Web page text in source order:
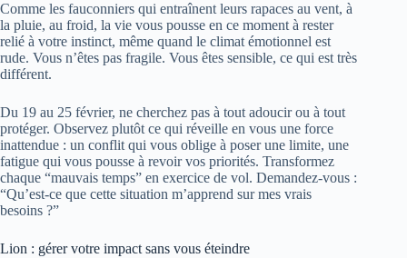
Comme les fauconniers qui entraînent leurs rapaces au vent, à
la pluie, au froid, la vie vous pousse en ce moment à rester
relié à votre instinct, même quand le climat émotionnel est
rude. Vous n’êtes pas fragile. Vous êtes sensible, ce qui est très
différent.
Du 19 au 25 février, ne cherchez pas à tout adoucir ou à tout
protéger. Observez plutôt ce qui réveille en vous une force
inattendue : un conflit qui vous oblige à poser une limite, une
fatigue qui vous pousse à revoir vos priorités. Transformez
chaque “mauvais temps” en exercice de vol. Demandez-vous :
“Qu’est-ce que cette situation m’apprend sur mes vrais
besoins ?”
Lion : gérer votre impact sans vous éteindre